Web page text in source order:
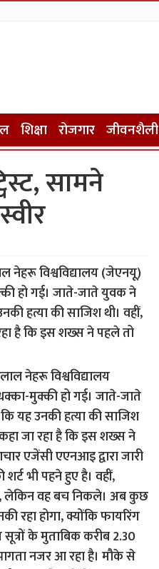
शिक्षा रोजगार जीवनशैली
सामने
नेहरू विश्वविद्यालय (जेएनयू)
हो गई। जाते-जाते युवक ने
हत्या की साजिश थी। वहीं,
है कि इस शख्स ने पहले तो